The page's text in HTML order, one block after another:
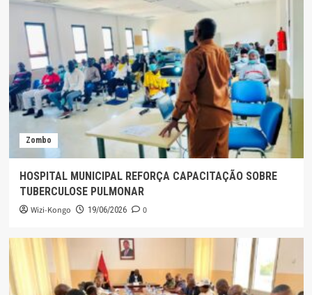
Zombo
HOSPITAL MUNICIPAL REFORÇA CAPACITAÇÃO SOBRE
TUBERCULOSE PULMONAR
Wizi-Kongo 19/06/2026 0